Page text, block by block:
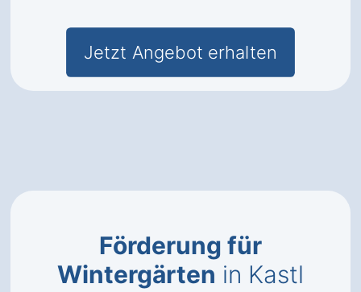
Jetzt Angebot erhalten
Förderung für
Wintergärten in Kastl